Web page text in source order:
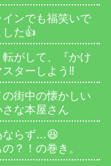
ンでも福笑いで
た👍
がして、『かけ
ターしよう‼️
街中の懐かしい
な本屋さん
ならず…😆
？！の巻き。